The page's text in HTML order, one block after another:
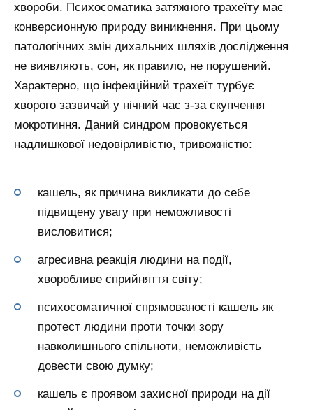
хвороби. Психосоматика затяжного трахеїту має
конверсионную природу виникнення. При цьому
патологічних змін дихальних шляхів дослідження
не виявляють, сон, як правило, не порушений.
Характерно, що інфекційний трахеїт турбує
хворого зазвичай у нічний час з-за скупчення
мокротиння. Даний синдром провокується
надлишкової недовірливістю, тривожністю:
кашель, як причина викликати до себе
підвищену увагу при неможливості
висловитися;
агресивна реакція людини на події,
хворобливе сприйняття світу;
психосоматичної спрямованості кашель як
протест людини проти точки зору
навколишнього спільноти, неможливість
довести свою думку;
кашель є проявом захисної природи на дії